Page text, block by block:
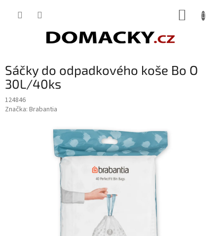
Sáčky do odpadkového koše Bo O
30L/40ks
124846
Značka: Brabantia